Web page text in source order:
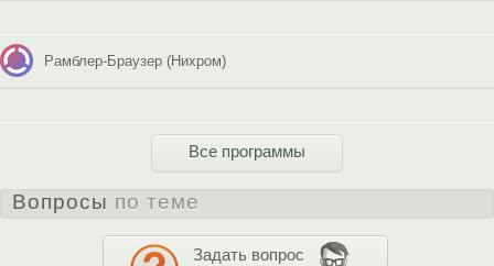
Рамблер-Браузер (Нихром)
Все программы
Вопросы по теме
Задать вопрос